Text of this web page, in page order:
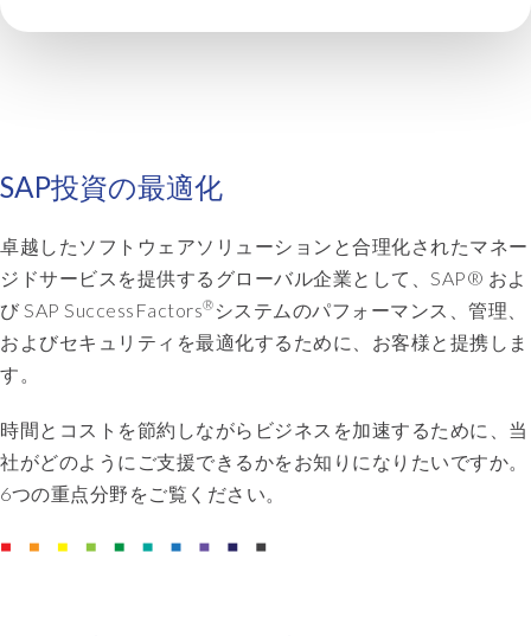
SAP投資の最適化
卓越したソフトウェアソリューションと合理化されたマネー
ジドサービスを提供するグローバル企業として、SAP® およ
び SAP SuccessFactors® システムのパフォーマンス、管理、
およびセキュリティを最適化するために、お客様と提携しま
す。
時間とコストを節約しながらビジネスを加速するために、当
社がどのようにご支援できるかをお知りになりたいですか。
6つの重点分野をご覧ください